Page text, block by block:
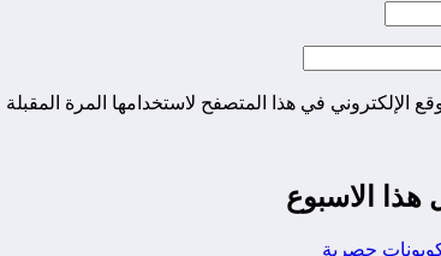
الإلكتروني في هذا المتصفح لاستخدامها المرة
هذا الاسبوع